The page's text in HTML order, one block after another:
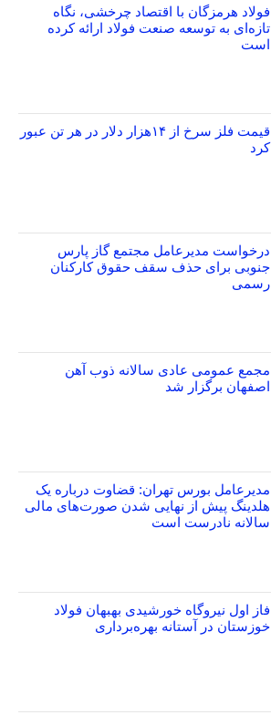
فولاد هرمزگان با اقتصاد چرخشی، نگاه
تازه‌ای به توسعه صنعت فولاد ارائه کرده
است
قیمت فلز سرخ از ۱۴هزار دلار در هر تن عبور
کرد
درخواست مدیرعامل مجتمع گاز پارس
جنوبی برای حذف سقف حقوق کارکنان
رسمی
مجمع عمومی عادی سالانه ذوب آهن
اصفهان برگزار شد
مدیرعامل بورس تهران: قضاوت درباره یک
هلدینگ پیش از نهایی شدن صورت‌های مالی
سالانه نادرست است
فاز اول نیروگاه خورشیدی بهبهان فولاد
خوزستان در آستانه بهره‌برداری